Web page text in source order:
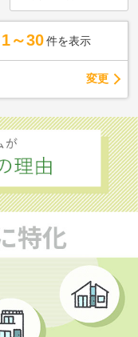
1～30 件を表示
変更